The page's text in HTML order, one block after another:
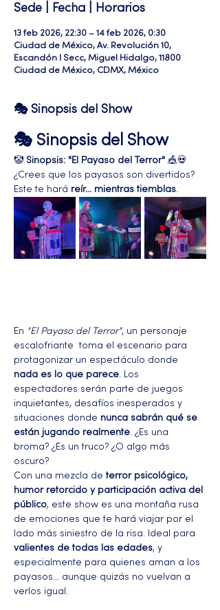
Sede | Fecha | Horarios
13 feb 2026, 22:30 – 14 feb 2026, 0:30
Ciudad de México, Av. Revolución 10,
Escandón I Secc, Miguel Hidalgo, 11800
Ciudad de México, CDMX, México
🎭 Sinopsis del Show
🎭 Sinopsis del Show
🤡 Sinopsis: "El Payaso del Terror" 🎪💀
¿Crees que los payasos son divertidos?
Este te hará reír... mientras tiemblas.
En "El Payaso del Terror", un personaje
escalofriante  toma el escenario para
protagonizar un espectáculo donde
nada es lo que parece. Los
espectadores serán parte de juegos
inquietantes, desafíos inesperados y
situaciones donde nunca sabrán qué se
están jugando realmente. ¿Es una
broma? ¿Es un truco? ¿O algo más
oscuro?
Con una mezcla de terror psicológico,
humor retorcido y participación activa del
público, este show es una montaña rusa
de emociones que te hará viajar por el
lado más siniestro de la risa. Ideal para
valientes de todas las edades, y
especialmente para quienes aman a los
payasos… aunque quizás no vuelvan a
verlos igual.